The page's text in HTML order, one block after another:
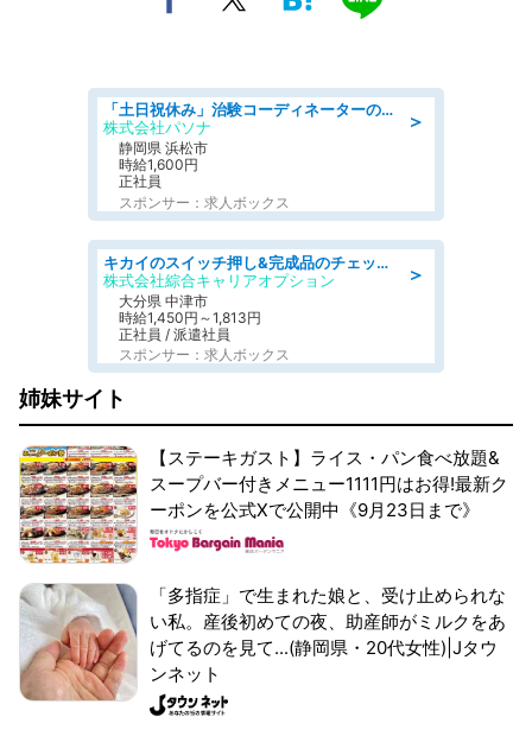
＞
「土日祝休み」治験コーディネーターのお仕事/未経験OK
株式会社パソナ
静岡県 浜松市
時給1,600円
正社員
スポンサー：求人ボックス
＞
キカイのスイッチ押し&完成品のチェック/好条件
株式会社綜合キャリアオプション
大分県 中津市
時給1,450円～1,813円
正社員 / 派遣社員
スポンサー：求人ボックス
姉妹サイト
【ステーキガスト】ライス・パン食べ放題&
スープバー付きメニュー1111円はお得!最新ク
ーポンを公式Xで公開中《9月23日まで》
「多指症」で生まれた娘と、受け止められな
い私。産後初めての夜、助産師がミルクをあ
げてるのを見て...(静岡県・20代女性)|Jタウ
ンネット